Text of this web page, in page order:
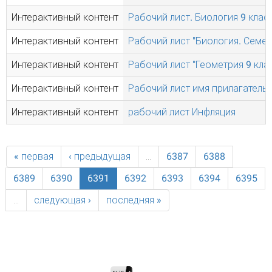
Интерактивный контент Рабочий лист. Биология 9
Интерактивный контент Рабочий лист "Биология.
Интерактивный контент Рабочий лист "Геометрия 9
Интерактивный контент Рабочий лист имя
Интерактивный контент рабочий лист Инфляция
« первая ‹ предыдущая … 6387
6388
6389
6390 6391 6392 6393 6394
6395
…
следующая › последняя »